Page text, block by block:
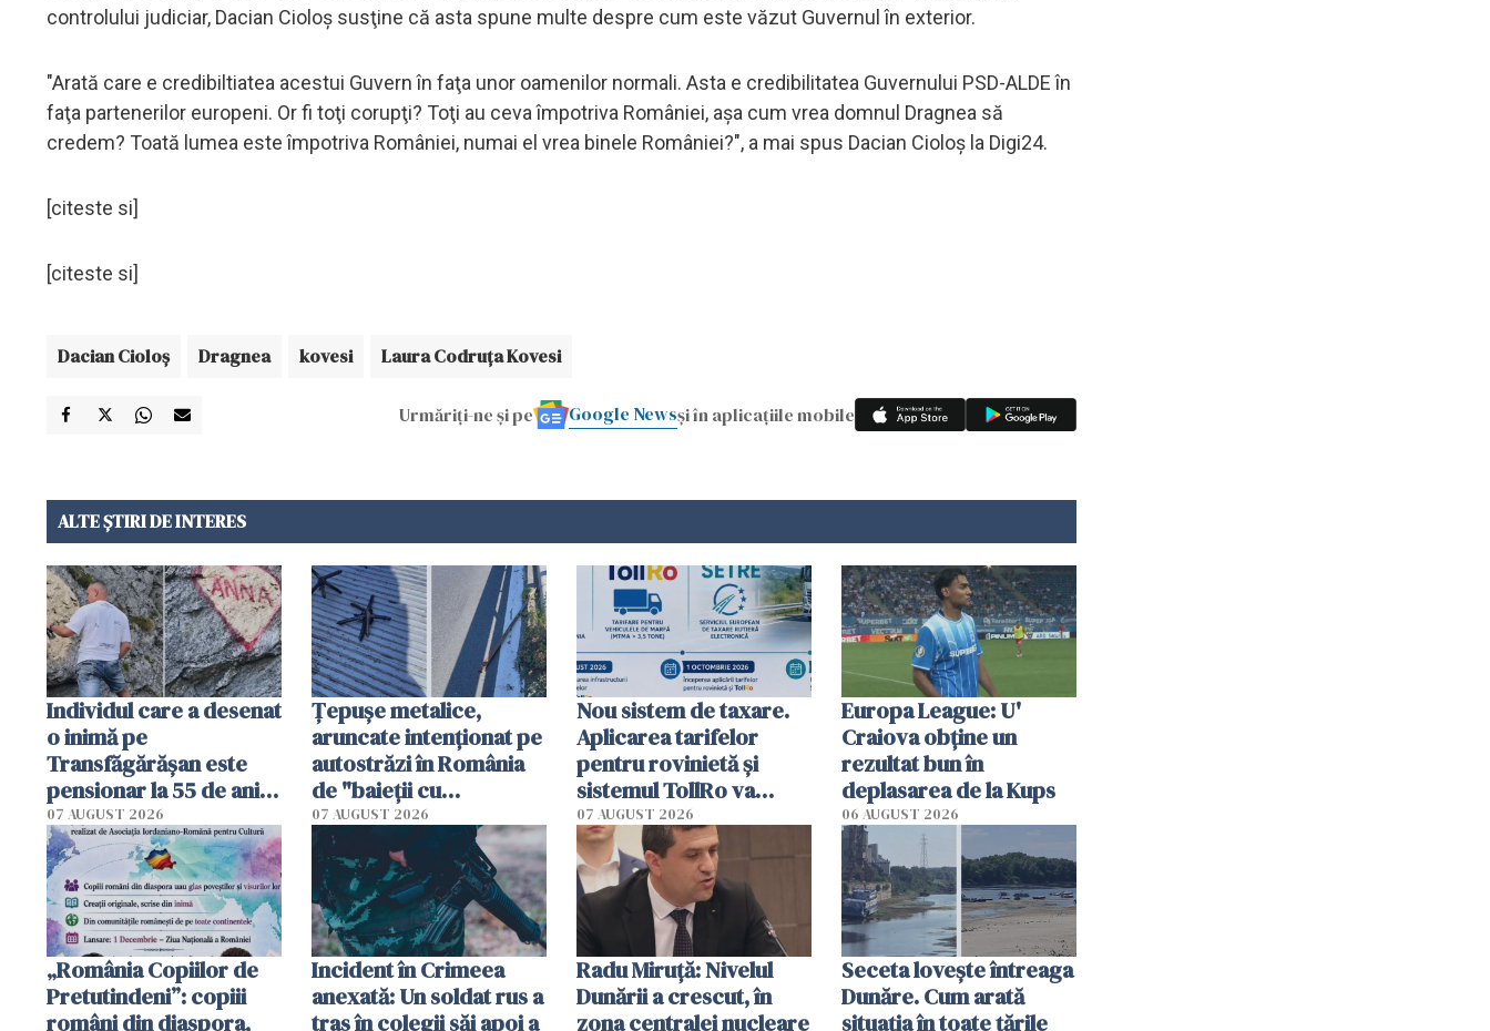
controlului judiciar, Dacian Cioloş susţine că asta spune multe despre cum este văzut Guvernul în exterior.
"Arată care e credibiltiatea acestui Guvern în faţa unor oamenilor normali. Asta e credibilitatea Guvernului PSD-ALDE în
faţa partenerilor europeni. Or fi toţi corupţi? Toţi au ceva împotriva României, aşa cum vrea domnul Dragnea să
credem? Toată lumea este împotriva României, numai el vrea binele României?", a mai spus Dacian Cioloş la Digi24.
[citeste si]
[citeste si]
Dacian Cioloş Dragnea kovesi Laura Codruţa Kovesi
Urmăriți-ne și pe Google Newsși în aplicațiile mobile
ALTE ȘTIRI DE INTERES
Individul care a desenat
o inimă pe
Transfăgărășan este
pensionar la 55 de ani.
Poliția l-a identificat
07 AUGUST 2026
Țepușe metalice,
aruncate intenționat pe
autostrăzi în România
de "baieții cu
platforme": "Mi-au
cerut 1200 lei să mă
tracteze"
07 AUGUST 2026
Nou sistem de taxare.
Aplicarea tarifelor
pentru rovinietă şi
sistemul TollRo va
începe la 1 octombrie
07 AUGUST 2026
Europa League: U'
Craiova obține un
rezultat bun în
deplasarea de la Kups
06 AUGUST 2026
„România Copiilor de
Pretutindeni”: copiii
români din diaspora,
Incident în Crimeea
anexată: Un soldat rus a
tras în colegii săi apoi a
Radu Miruţă: Nivelul
Dunării a crescut, în
zona centralei nucleare
Seceta lovește întreaga
Dunăre. Cum arată
situația în toate țările